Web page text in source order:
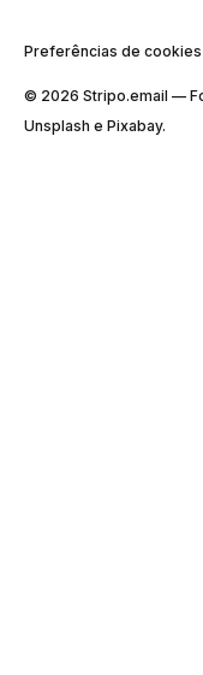
Preferências de
© 2026 Stripо.email —
Unsplash e Pixabay.